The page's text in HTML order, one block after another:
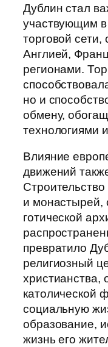
Дублин стал
участвующим
торговой
Англией,
регионами.
но и
обмену,
технологиями
Влияние
движений
и монастырей,
готической
превратило
религиозный
христианства,
католической
социальную
образование,
жизнь его